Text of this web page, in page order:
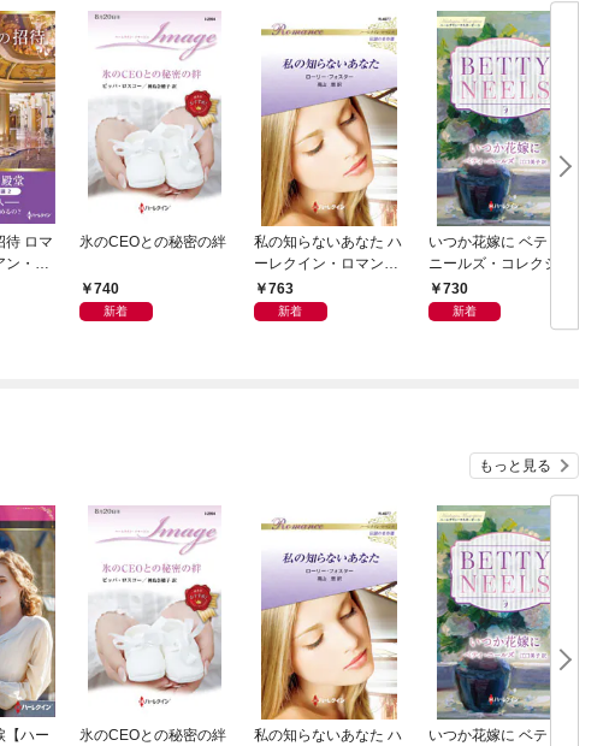
待 ロマ
・メ
【ハ
庫版】
氷のCEOとの秘密の絆
740
新着
私の知らないあなた ハ
ーレクイン・ロマンス
～伝説の名作選～【ハ
ーレクイン・ロマンス
763
新着
いつか花嫁に ベティ・
ニールズ・コレクショ
ン【ハーレクイン・マ
スターピース版】
730
新着
もっと見る
【ハー
氷のCEOとの秘密の絆
私の知らないあなた ハ
いつか花嫁に ベティ・